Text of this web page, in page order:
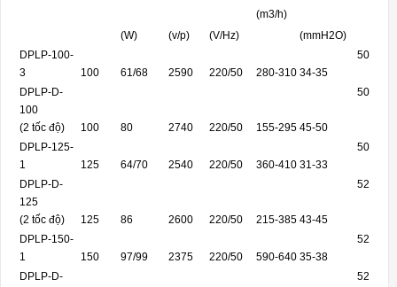
(W) (v/p) (V/Hz)
(m3/h)
(mmH2O)
DPLP-100-
3
100 61/68 2590 220/50 280-310 34-35
50
DPLP-D-
100
(2 tốc độ)
100 80 2740 220/50 155-295 45-50
50
DPLP-125-
1
125 64/70 2540 220/50 360-410 31-33
50
DPLP-D-
125
(2 tốc độ)
125 86 2600 220/50 215-385 43-45
52
DPLP-150-
1
150 97/99 2375 220/50 590-640 35-38
52
DPLP-D-
52